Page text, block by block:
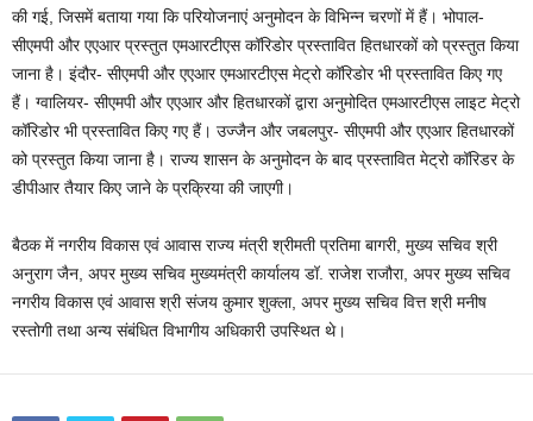
की गई, जिसमें बताया गया कि परियोजनाएं अनुमोदन के विभिन्न चरणों में हैं। भोपाल-
सीएमपी और एएआर प्रस्तुत एमआरटीएस कॉरिडोर प्रस्तावित हितधारकों को प्रस्तुत किया
जाना है। इंदौर- सीएमपी और एएआर एमआरटीएस मेट्रो कॉरिडोर भी प्रस्तावित किए गए
हैं। ग्वालियर- सीएमपी और एएआर और हितधारकों द्वारा अनुमोदित एमआरटीएस लाइट मेट्रो
कॉरिडोर भी प्रस्तावित किए गए हैं। उज्जैन और जबलपुर- सीएमपी और एएआर हितधारकों
को प्रस्तुत किया जाना है। राज्य शासन के अनुमोदन के बाद प्रस्तावित मेट्रो कॉरिडर के
डीपीआर तैयार किए जाने के प्रक्रिया की जाएगी।
बैठक में नगरीय विकास एवं आवास राज्य मंत्री श्रीमती प्रतिमा बागरी, मुख्य सचिव श्री
अनुराग जैन, अपर मुख्य सचिव मुख्यमंत्री कार्यालय डॉ. राजेश राजौरा, अपर मुख्य सचिव
नगरीय विकास एवं आवास श्री संजय कुमार शुक्ला, अपर मुख्य सचिव वित्त श्री मनीष
रस्तोगी तथा अन्य संबंधित विभागीय अधिकारी उपस्थित थे।